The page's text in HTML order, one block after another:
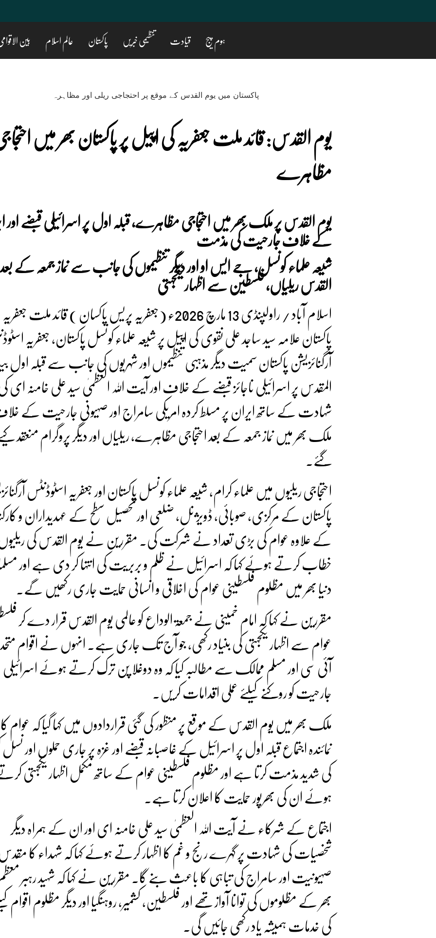
ہوم پیج قیادت تنظیمی خبریں پاکستان عالم اسلام بین
یوم القدس: قائد ملت جعفریہ کی اپیل پر پاکستان بھر میں
مظاہرے
یوم القدس پر ملک بھر میں احتجاجی مظاہرے، قبلہ اول پر اسرائیلی قبضے اور
کے خلاف جارحیت کی مذمت
شیعہ علماء کونسل، جے ایس او اور دیگر تنظیموں کی جانب سے نماز جمعہ کے
القدس ریلیاں، فلسطین سے اظہار یکجہتی
اسلام آباد / راولپنڈی 13 مارچ 2026ء (جعفریہ پریس پاکسان ) قائد ملت جعفریہ
پاکستان علامہ سید ساجد علی نقوی کی اپیل پر شیعہ علماء کونسل پاکستان، جعفریہ
آرگنائزیشن پاکستان سمیت دیگر مذہبی تنظیموں اور شہریوں کی جانب سے قبلہ
المقدس پر اسرائیلی ناجائز قبضے کے خلاف اور آیت اللہ العظمیٰ سید علی خامنہ ای
شہادت کے ساتھ ایران پر مسلط کردہ امریکی سامراج اور صہیونی جارحیت کے
ملک بھر میں نماز جمعہ کے بعد احتجاجی مظاہرے، ریلیاں اور دیگر پروگرام منعقد
گئے۔
احتجاجی ریلیوں میں علماء کرام، شیعہ علماء کونسل پاکستان اور جعفریہ اسٹوڈنٹس
پاکستان کے مرکزی، صوبائی، ڈویژنل، ضلعی اور تحصیل سطح کے عہدیداران و
کے علاوہ عوام کی بڑی تعداد نے شرکت کی۔ مقررین نے یوم القدس کی
خطاب کرتے ہوئے کہا کہ اسرائیل نے ظلم و بربریت کی انتہا کر دی ہے اور
دنیا بھر میں مظلوم فلسطینی عوام کی اخلاقی و انسانی حمایت جاری رکھیں گے۔
مقررین نے کہا کہ امام خمینی نے جمعۃ الوداع کو عالمی یوم القدس قرار دے کر
عوام سے اظہار یکجہتی کی بنیاد رکھی، جو آج تک جاری ہے۔ انہوں نے اقوام
آئی سی اور مسلم ممالک سے مطالبہ کیا کہ وہ دوغلا پن ترک کرتے ہوئے اسرائیلی
جارحیت کو روکنے کیلئے عملی اقدامات کریں۔
ملک بھر میں یوم القدس کے موقع پر منظور کی گئی قراردادوں میں کہا گیا کہ عوام
نمائندہ اجتماع قبلہ اول پر اسرائیل کے غاصبانہ قبضے اور غزہ پر جاری حملوں اور
کی شدید مذمت کرتا ہے اور مظلوم فلسطینی عوام کے ساتھ مکمل اظہار یکجہتی
ہوئے ان کی بھرپور حمایت کا اعلان کرتا ہے۔
اجتماع کے شرکاء نے آیت اللہ العظمیٰ سید علی خامنہ ای اور ان کے ہمراہ دیگر
شخصیات کی شہادت پر گہرے رنج و غم کا اظہار کرتے ہوئے کہا کہ شہداء کا
صہیونیت اور سامراج کی تباہی کا باعث بنے گا۔ مقررین نے کہا کہ شہید رہبر
بھر کے مظلوموں کی توانا آواز تھے اور فلسطین، کشمیر، روہنگیا اور دیگر مظلوم اقوام
کی خدمات ہمیشہ یاد رکھی جائیں گی۔